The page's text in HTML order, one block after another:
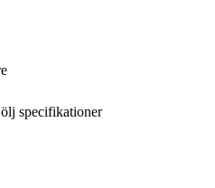
specifikationer